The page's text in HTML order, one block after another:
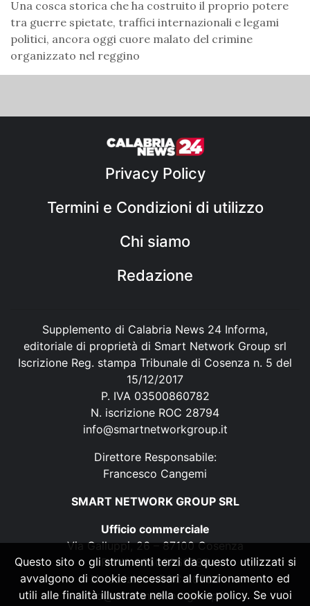
Una cosca storica che ha costruito il proprio potere
tra guerre spietate, traffici internazionali e legami
politici, ancora oggi cuore malato del crimine
organizzato nel reggino
Privacy Policy
Termini e Condizioni di utilizzo
Chi siamo
Redazione
Supplemento di Calabria News 24 Informa,
editoriale di proprietà di Smart Network Group srl
Iscrizione Reg. stampa Tribunale di Cosenza n. 5 del
15/12/2017
P. IVA 03500860782
N. iscrizione ROC 28794
info@smartnetworkgroup.it
Direttore Responsabile:
Francesco Cangemi
SMART NETWORK GROUP SRL
Ufficio commerciale
Via Galluppi, 26 – 87100 Cosenza
P. IVA 03500860782
N. iscrizione ROC 28794
info@smartnetworkgroup.it
Questo sito o gli strumenti terzi da questo utilizzati si
avvalgono di cookie necessari al funzionamento ed
utili alle finalità illustrate nella cookie policy. Se vuoi